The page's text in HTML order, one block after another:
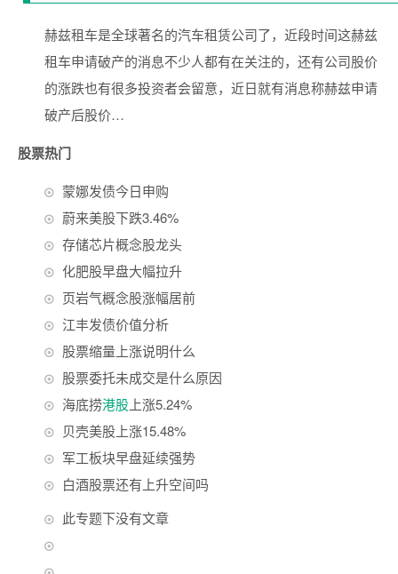
赫兹租车是全球著名的汽车租赁公司了，近段时间这赫兹
租车申请破产的消息不少人都有在关注的，还有公司股价
的涨跌也有很多投资者会留意，近日就有消息称赫兹申请
破产后股价…
股票热门
蒙娜发债今日申购
蔚来美股下跌3.46%
存储芯片概念股龙头
化肥股早盘大幅拉升
页岩气概念股涨幅居前
江丰发债价值分析
股票缩量上涨说明什么
股票委托未成交是什么原因
海底捞港股 上涨5.24%
贝壳美股上涨15.48%
军工板块早盘延续强势
白酒股票还有上升空间吗
此专题下没有文章